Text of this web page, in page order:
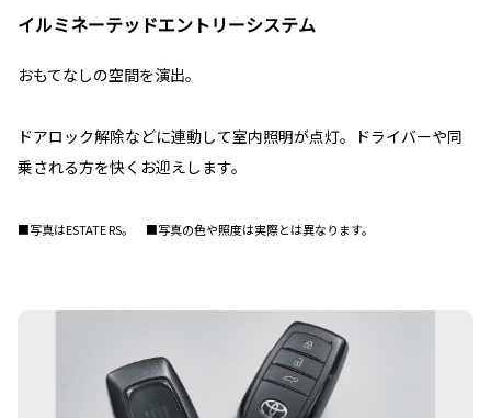
イルミネーテッドエントリーシステム
おもてなしの空間を演出。
ドアロック解除などに連動して室内照明が点灯。ドライバーや同
乗される方を快くお迎えします。
■写真はESTATE RS。 ■写真の色や照度は実際とは異なります。